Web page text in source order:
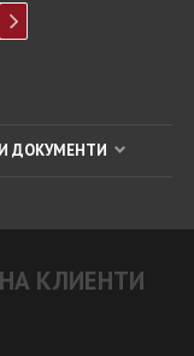
ДОКУМЕНТИ
КЛИЕНТИ